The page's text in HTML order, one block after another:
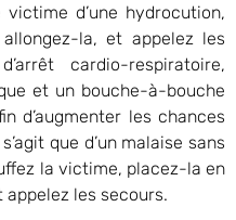
d’une hydrocution,
la, et appelez les
cardio-respiratoire,
et un bouche-à-bouche
d’augmenter les chances
que d’un malaise sans
la victime, placez-la en
les secours.